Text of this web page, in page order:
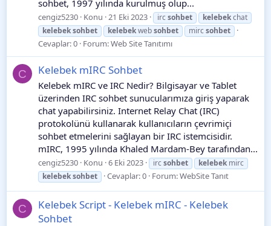
sohbet, 1997 yılında kurulmuş olup...
cengiz5230 Konu 21 Eki 2023 ircsohbet kelebekchat
kelebeksohbet kelebekwebsohbet mircsohbet
Cevaplar: 0 Forum:Web Site Tanıtımı
C Kelebek mIRC Sohbet
Kelebek mIRC ve IRC Nedir? Bilgisayar ve Tablet
üzerinden IRC sohbet sunucularımıza giriş yaparak
chat yapabilirsiniz. Internet Relay Chat (IRC)
protokolünü kullanarak kullanıcıların çevrimiçi
sohbet etmelerini sağlayan bir IRC istemcisidir.
mIRC, 1995 yılında Khaled Mardam-Bey tarafından...
cengiz5230 Konu 6 Eki 2023 ircsohbet kelebek mirc
kelebeksohbet Cevaplar: 0 Forum:WebSite Tanıt
C
Kelebek Script - Kelebek mIRC - Kelebek
Sohbet